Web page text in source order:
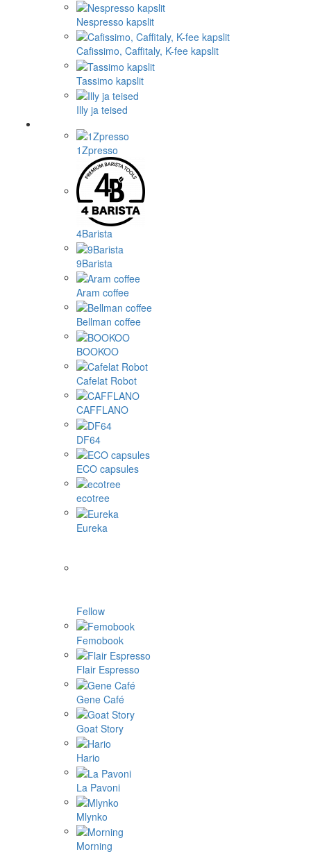
Nespresso kapslit
Cafissimo, Caffitaly, K-fee kapslit
Tassimo kapslit
Illy ja teised
1Zpresso
4Barista
9Barista
Aram coffee
Bellman coffee
BOOKOO
Cafelat Robot
CAFFLANO
DF64
ECO capsules
ecotree
Eureka
Fellow
Femobook
Flair Espresso
Gene Café
Goat Story
Hario
La Pavoni
Mlynko
Morning